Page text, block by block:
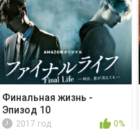
Финальная жизнь -
Эпизод 10
2017 год 0%